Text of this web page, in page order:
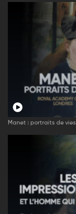
Manet : portraits de vies